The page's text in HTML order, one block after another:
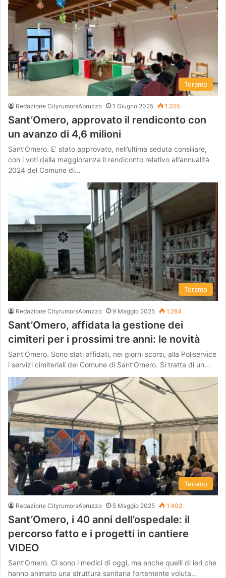
Teramo
Redazione CityrumorsAbruzzo 1 Giugno 2025 1.355
Sant’Omero, approvato il rendiconto con
un avanzo di 4,6 milioni
Sant’Omero. E’ stato approvato, nell’ultima seduta consiliare,
con i voti della maggioranza il rendiconto relativo all’annualità
2024 del Comune di…
Teramo
Redazione CityrumorsAbruzzo 9 Maggio 2025 1.284
Sant’Omero, affidata la gestione dei
cimiteri per i prossimi tre anni: le novità
Sant’Omero. Sono stati affidati, nei giorni scorsi, alla Poliservice
i servizi cimiteriali del Comune di Sant’Omero. Si tratta di un…
Teramo
Redazione CityrumorsAbruzzo 5 Maggio 2025 1.402
Sant’Omero, i 40 anni dell’ospedale: il
percorso fatto e i progetti in cantiere
VIDEO
Sant’Omero. Ci sono i medici di oggi, ma anche quelli di ieri che
hanno animato una struttura sanitaria fortemente voluta…